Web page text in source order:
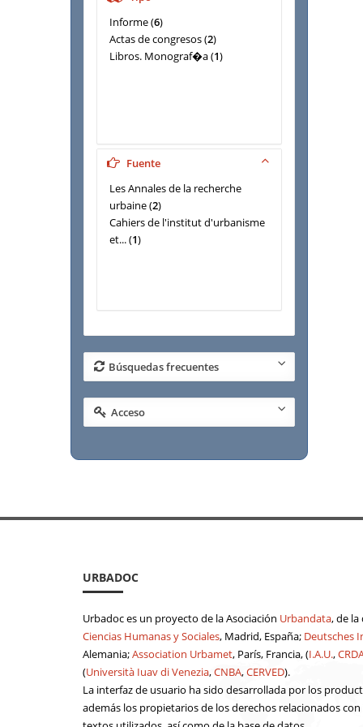
Association Orélie (Paris)
Association d'animation et de
diffusion artistique et culturelle
recherches urbaines (Nice)
JOURDAN, Hélène (1)
LAPIERRE, J-William
PAPYLE, Henri(1)
ROUSSET-DESCHAMPS, Marcel
Informe(6)
Actas de congresos(2)
Libros. Monograf�a(1)
Fuente
Les Annales de la recherche
urbaine(2)
Cahiers de l'institut d'urbanisme
et...(1)
Búsquedas frecuentes
Acceso
URBADOC
Urbadoc es un proyecto de la Asociación Urbandata, de
Ciencias Humanas y Sociales, Madrid, España; Deutsches
Alemania;Association Urbamet, París, Francia, (I.A.U.,
(Università Iuav di Venezia,CNBA,CERVED).
La interfaz de usuario ha sido desarrollada por los
además los propietarios de los derechos relacionados